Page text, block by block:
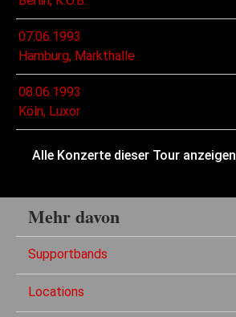
07.06.1993
Hamburg, Markthalle
08.06.1993
Köln, Luxor
Alle Konzerte dieser Tour anzeigen
Mehr davon
Supportbands
Locations